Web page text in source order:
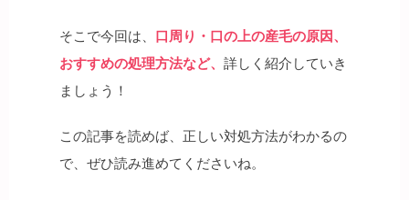
そこで今回は、 口周り・口の上の産毛の原因、
おすすめの処理方法など、 詳しく紹介していき
ましょう！
この記事を読めば、正しい対処方法がわかるの
で、ぜひ読み進めてくださいね。